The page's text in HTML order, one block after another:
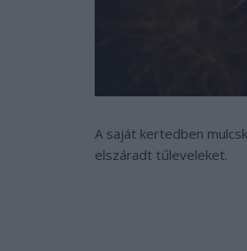
A saját kertedben
elszáradt tűleveleket.